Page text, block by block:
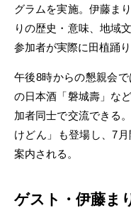
グラムを実施。伊藤ま
りの歴史・意味、地域
参加者が実際に田植踊
午後8時からの懇親会
の日本酒「磐城壽」な
加者同士で交流できる
けどん」も登場し、7
案内される。
ゲスト・伊藤ま